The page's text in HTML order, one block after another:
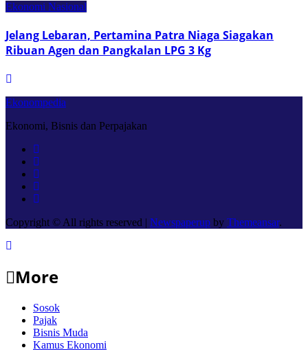
Ekonomi Nasional
Jelang Lebaran, Pertamina Patra Niaga Siagakan
Ribuan Agen dan Pangkalan LPG 3 Kg
Ekonompedia
Ekonomi, Bisnis dan Perpajakan
Copyright © All rights reserved | Newspaperup by Themeansar.
More
Sosok
Pajak
Bisnis Muda
Kamus Ekonomi